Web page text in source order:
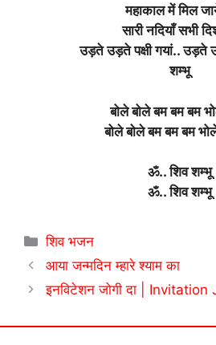
महाकाल में मिल
सारी नदियाँ सभी
उड़ते उड़ते पक्षी गयां.. उड़ते
शम्भू
बोले बोले बम बम बम
बोले बोले बम बम बम
ॐ.. शिव शम्भू
ॐ.. शिव शम्भू
Categories
शिव भजन
आया जन्मदिन म्हारे श्याम का
इनविटेशन जोगी दा | Invitation